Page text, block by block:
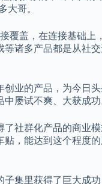
大哥。
覆盖，在连接基础上
诸多产品都是从社
业的产品，为今日
屡试不爽、大获成功
社群化产品的商业
，能达到这个程度
集里获得了巨大成